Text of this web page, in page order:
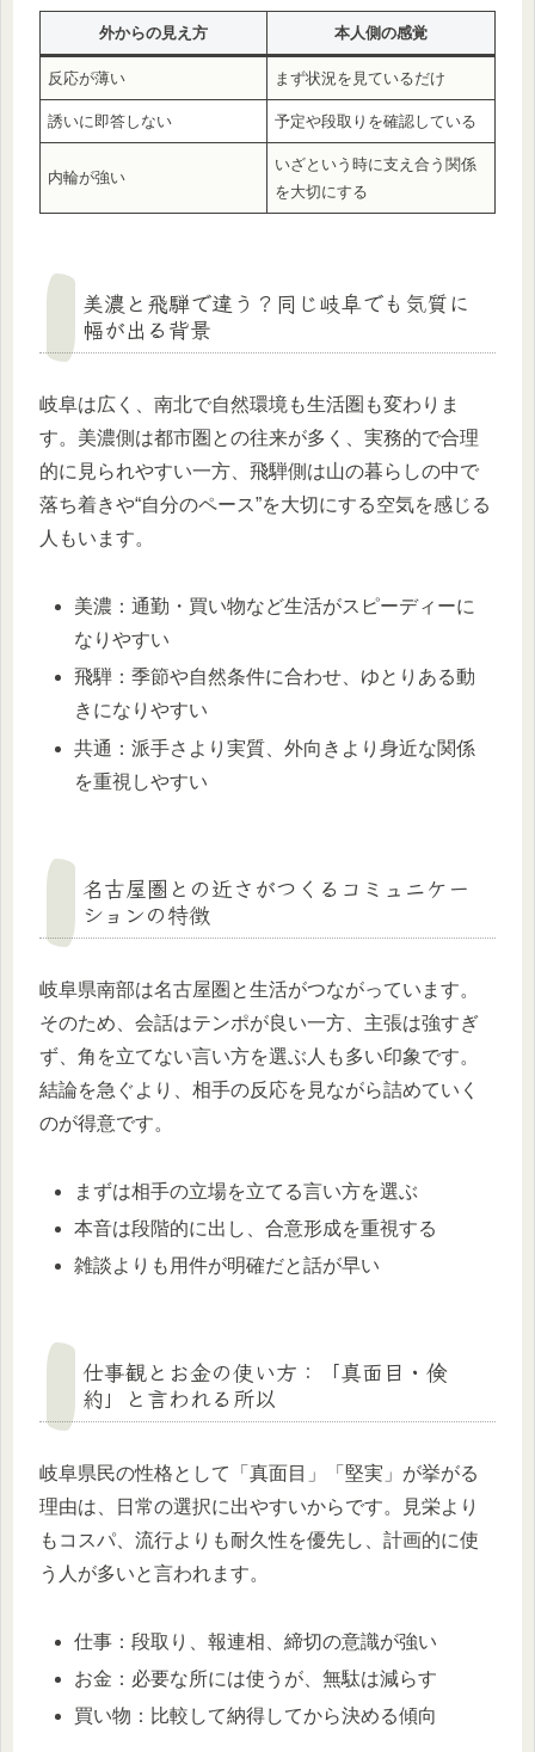
外からの見え方 本人側の感覚
反応が薄い まず状況を見ているだけ
誘いに即答しない 予定や段取りを確認している
内輪が強い
いざという時に支え合う関係
を大切にする
美濃と飛騨で違う？同じ岐阜でも気質に
幅が出る背景
岐阜は広く、南北で自然環境も生活圏も変わりま
す。美濃側は都市圏との往来が多く、実務的で合理
的に見られやすい一方、飛騨側は山の暮らしの中で
落ち着きや“自分のペース”を大切にする空気を感じる
人もいます。
美濃：通勤・買い物など生活がスピーディーに
なりやすい
飛騨：季節や自然条件に合わせ、ゆとりある動
きになりやすい
共通：派手さより実質、外向きより身近な関係
を重視しやすい
名古屋圏との近さがつくるコミュニケー
ションの特徴
岐阜県南部は名古屋圏と生活がつながっています。
そのため、会話はテンポが良い一方、主張は強すぎ
ず、角を立てない言い方を選ぶ人も多い印象です。
結論を急ぐより、相手の反応を見ながら詰めていく
のが得意です。
まずは相手の立場を立てる言い方を選ぶ
本音は段階的に出し、合意形成を重視する
雑談よりも用件が明確だと話が早い
仕事観とお金の使い方：「真面目・倹
約」と言われる所以
岐阜県民の性格として「真面目」「堅実」が挙がる
理由は、日常の選択に出やすいからです。見栄より
もコスパ、流行よりも耐久性を優先し、計画的に使
う人が多いと言われます。
仕事：段取り、報連相、締切の意識が強い
お金：必要な所には使うが、無駄は減らす
買い物：比較して納得してから決める傾向